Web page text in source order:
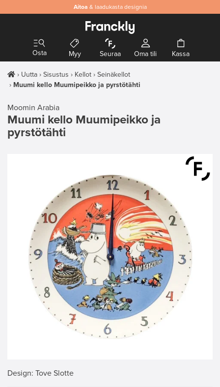
Aitoa & laadukasta designia
Osta Myy Seuraa Oma tili Kassa
Uutta Sisustus Kellot
Seinäkellot
Muumi kello Muumipeikko ja pyrstötähti
Moomin Arabia
Muumi kello Muumipeikko ja
pyrstötähti
Design: Tove Slotte